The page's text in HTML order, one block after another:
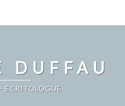
DUFFAU
ÉCRITOLOGUE